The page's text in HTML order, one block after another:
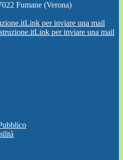
Fumane (Verona)
Link per inviare una mail
Link per inviare una mail